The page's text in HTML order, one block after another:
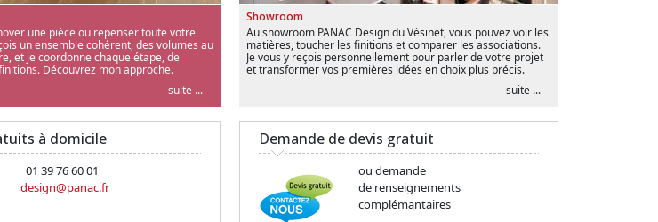
une pièce ou repenser toute votre
un ensemble cohérent, des volumes au
et je coordonne chaque étape, de
Découvrez mon approche.
suite ...
Showroom
Au showroom PANAC Design du Vésinet, vous pouvez voir les
matières, toucher les finitions et comparer les associations.
Je vous y reçois personnellement pour parler de votre projet
et transformer vos premières idées en choix plus précis.
suite ...
à domicile
01 39 76 60 01
design@panac.fr
Demande de devis gratuit
ou demande
de renseignements
complémantaires